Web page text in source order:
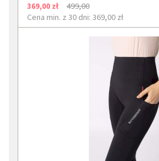
369,00 zł
499,00
Cena min. z 30 dni: 369,00 zł